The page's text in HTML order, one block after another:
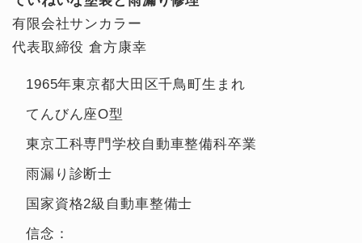
有限会社サンカラー
代表取締役 倉方康幸
1965年東京都大田区千鳥町生まれ
てんびん座O型
東京工科専門学校自動車整備科卒業
雨漏り診断士
国家資格2級自動車整備士
信念：